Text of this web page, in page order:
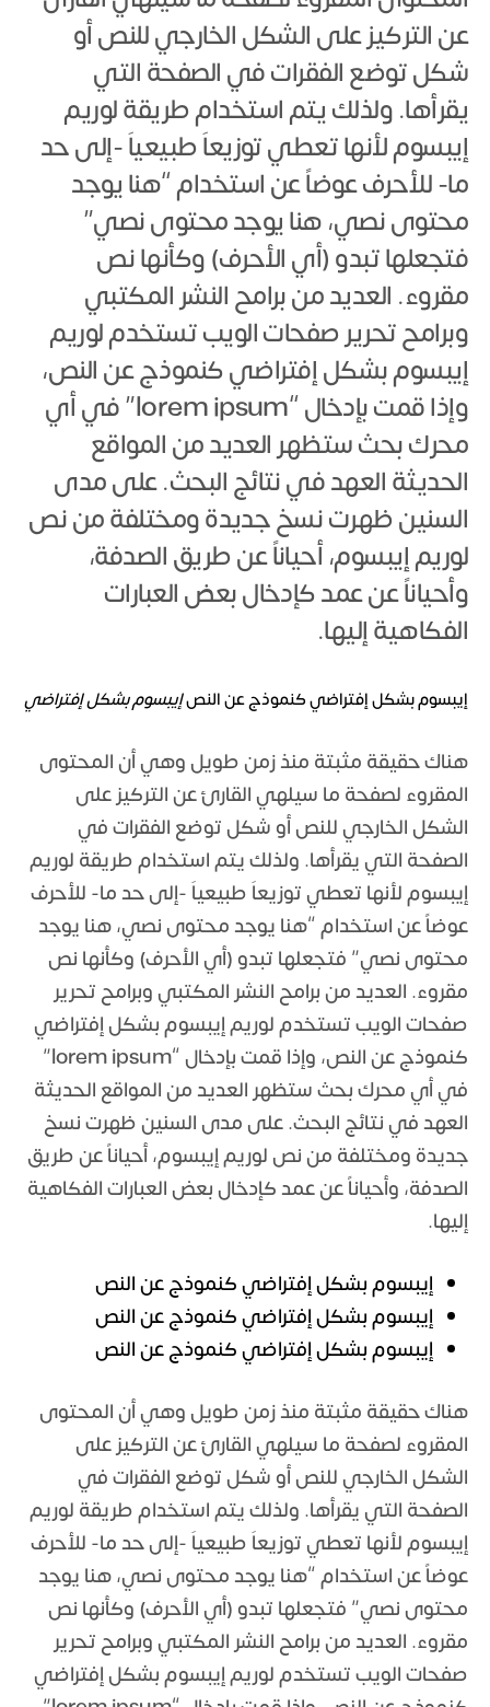
عن التركيز على الشكل الخارجي للنص أو
شكل توضع الفقرات في الصفحة التي
يقرأها. ولذلك يتم استخدام طريقة لوريم
إيبسوم لأنها تعطي توزيعاَ طبيعياَ -إلى حد
ما- للأحرف عوضاً عن استخدام “هنا يوجد
محتوى نصي، هنا يوجد محتوى نصي”
فتجعلها تبدو (أي الأحرف) وكأنها نص
مقروء. العديد من برامح النشر المكتبي
وبرامح تحرير صفحات الويب تستخدم لوريم
إيبسوم بشكل إفتراضي كنموذج عن النص،
وإذا قمت بإدخال “lorem ipsum” في أي
محرك بحث ستظهر العديد من المواقع
الحديثة العهد في نتائج البحث. على مدى
السنين ظهرت نسخ جديدة ومختلفة من نص
لوريم إيبسوم، أحياناً عن طريق الصدفة،
وأحياناً عن عمد كإدخال بعض العبارات
الفكاهية إليها.
إيبسوم بشكل إفتراضي كنموذج عن النصإيبسوم بشكل إفتراضي
هناك حقيقة مثبتة منذ زمن طويل وهي أن المحتوى
المقروء لصفحة ما سيلهي القارئ عن التركيز على
الشكل الخارجي للنص أو شكل توضع الفقرات في
الصفحة التي يقرأها. ولذلك يتم استخدام طريقة لوريم
إيبسوم لأنها تعطي توزيعاَ طبيعياَ -إلى حد ما- للأحرف
عوضاً عن استخدام “هنا يوجد محتوى نصي، هنا يوجد
محتوى نصي” فتجعلها تبدو (أي الأحرف) وكأنها نص
مقروء. العديد من برامح النشر المكتبي وبرامح تحرير
صفحات الويب تستخدم لوريم إيبسوم بشكل إفتراضي
كنموذج عن النص، وإذا قمت بإدخال “lorem ipsum”
في أي محرك بحث ستظهر العديد من المواقع الحديثة
العهد في نتائج البحث. على مدى السنين ظهرت نسخ
جديدة ومختلفة من نص لوريم إيبسوم، أحياناً عن طريق
الصدفة، وأحياناً عن عمد كإدخال بعض العبارات الفكاهية
إليها.
إيبسوم بشكل إفتراضي كنموذج عن النص
إيبسوم بشكل إفتراضي كنموذج عن النص
إيبسوم بشكل إفتراضي كنموذج عن النص
هناك حقيقة مثبتة منذ زمن طويل وهي أن المحتوى
المقروء لصفحة ما سيلهي القارئ عن التركيز على
الشكل الخارجي للنص أو شكل توضع الفقرات في
الصفحة التي يقرأها. ولذلك يتم استخدام طريقة لوريم
إيبسوم لأنها تعطي توزيعاَ طبيعياَ -إلى حد ما- للأحرف
عوضاً عن استخدام “هنا يوجد محتوى نصي، هنا يوجد
محتوى نصي” فتجعلها تبدو (أي الأحرف) وكأنها نص
مقروء. العديد من برامح النشر المكتبي وبرامح تحرير
صفحات الويب تستخدم لوريم إيبسوم بشكل إفتراضي